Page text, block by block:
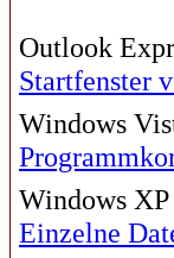
Outlook
Startfenster
Windows
Windows XP
Einzelne